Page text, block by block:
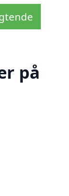
på